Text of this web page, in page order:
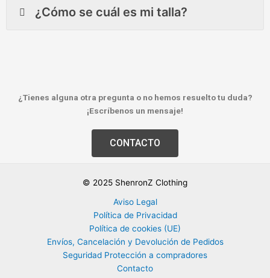
¿Cómo se cuál es mi talla?
¿Tienes alguna otra pregunta o no hemos resuelto tu duda?
¡Escríbenos un mensaje!
CONTACTO
© 2025 ShenronZ Clothing
Aviso Legal
Política de Privacidad
Política de cookies (UE)
Envíos, Cancelación y Devolución de Pedidos
Seguridad Protección a compradores
Contacto